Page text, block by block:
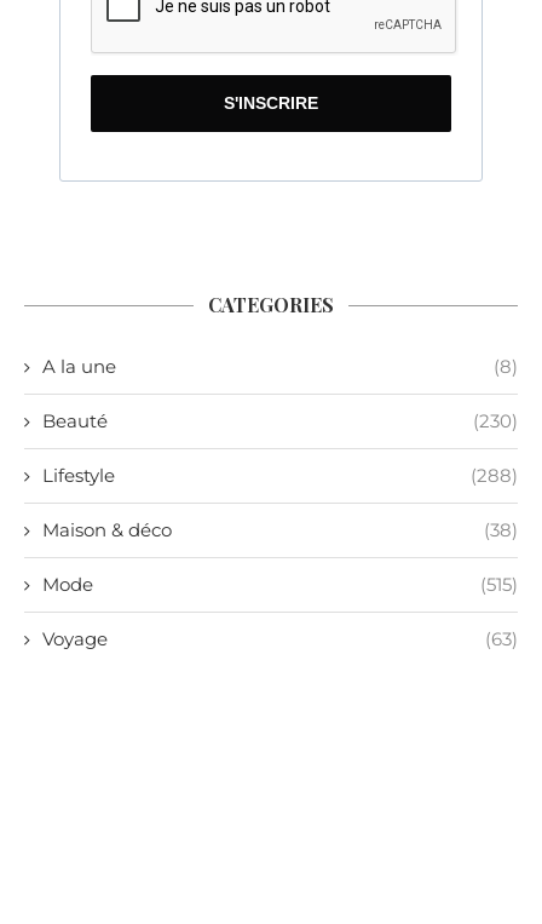
S'INSCRIRE
CATEGORIES
A la une (8)
Beauté (230)
Lifestyle (288)
Maison & déco (38)
Mode (515)
Voyage (63)